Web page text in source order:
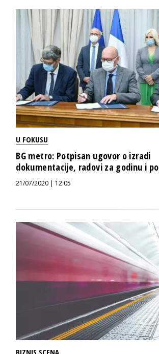
U FOKUSU
BG metro: Potpisan ugovor o izradi
dokumentacije, radovi za godinu i po
21/07/2020 | 12:05